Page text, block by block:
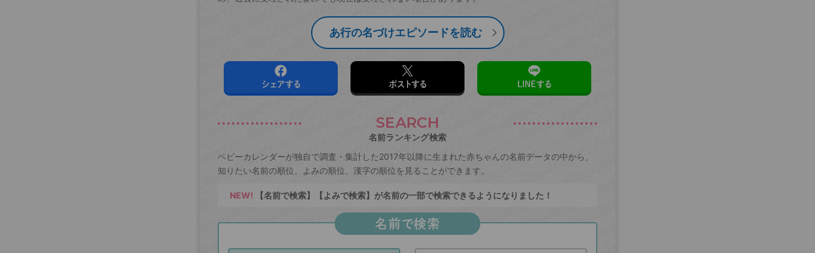
あ行の名づけエピソードを読む
シェアする ポストする LINEする
SEARCH
名前ランキング検索
ベビーカレンダーが独自で調査・集計した2017年以降に生まれた赤ちゃんの名前データの中から、
知りたい名前の順位、よみの順位、漢字の順位を見ることができます。
NEW! 【名前で検索】【よみで検索】が名前の一部で検索できるようになりました！
名前で検索